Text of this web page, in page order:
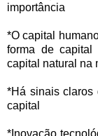
importância
*O capital
forma de capital
capital natural na
*Há sinais claros
capital
*Inovação